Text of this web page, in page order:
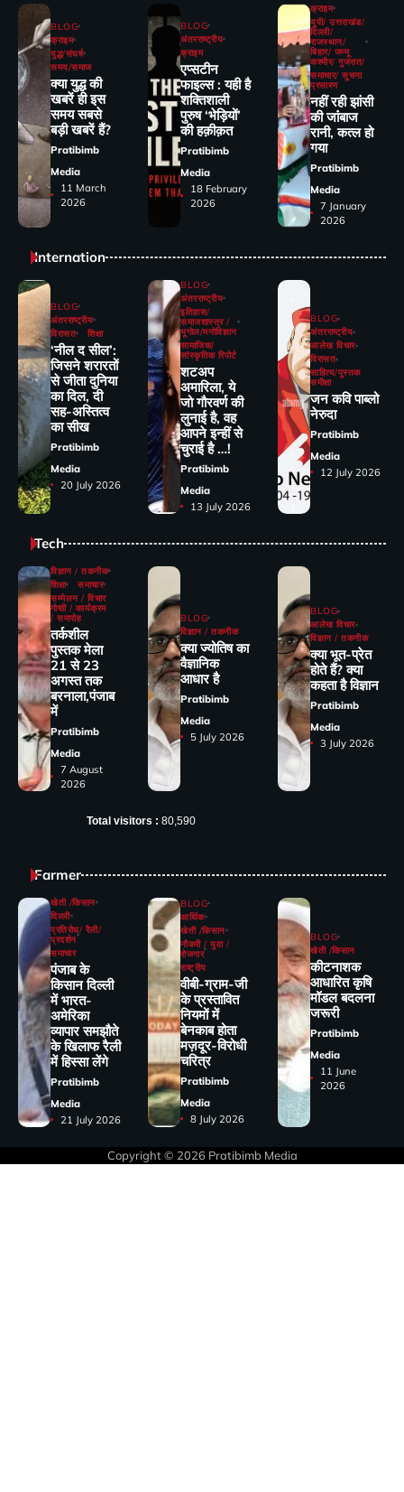
BLOG
क्राइम
युद्ध/संघर्ष
समय/समाज
क्या युद्ध की
खबरें ही इस
समय सबसे
बड़ी खबरें हैं?
Pratibimb
Media
11 March
2026
BLOG
अंतरराष्ट्रीय
क्राइम
एप्सटीन
फाइल्स : यही है
शक्तिशाली
पुरुष ‘भेड़ियों’
की हक़ीक़त
Pratibimb
Media
18 February
2026
क्राइम
यूपी/ उत्तराखंड/
दिल्ली/
राजस्थान/
बिहार/ जम्मू
कश्मीर/ गुजरात/
समाचार/ सूचना
प्रसारण
नहीं रही झांसी
की जांंबाज
रानी, कत्‍ल हो
गया
Pratibimb
Media
7 January
2026
Internation
BLOG
अंतरराष्ट्रीय
विरासत
शिक्षा
‘नील द सील’:
जिसने शरारतों
से जीता दुनिया
का दिल, दी
सह-अस्तित्व
का सीख
Pratibimb
Media
20 July 2026
BLOG
अंतरराष्ट्रीय
इतिहास/
समाजशास्त्र /
भूगोल/मनोविज्ञान
सामाजिक/
सांस्कृतिक रिपोर्ट
शटअप
अमारिला, ये
जो गौरवर्ण की
लुनाई है, वह
आपने इन्हीं से
चुराई है …!
Pratibimb
Media
13 July 2026
BLOG
अंतरराष्ट्रीय
आलेख विचार
विरासत
साहित्य/पुस्तक
समीक्षा
जन कवि पाब्लो
नेरुदा
Pratibimb
Media
12 July 2026
Tech
विज्ञान / तकनीक
शिक्षा
समाचार
सम्मेलन / विचार
गोष्ठी / कार्यक्रम
/ समारोह
तर्कशील
पुस्तक मेला
21 से 23
अगस्त तक
बरनाला,पंजाब
में
Pratibimb
Media
7 August
2026
BLOG
विज्ञान / तकनीक
क्या ज्योतिष का
वैज्ञानिक
आधार है
Pratibimb
Media
5 July 2026
BLOG
आलेख विचार
विज्ञान / तकनीक
क्या भूत-प्रेत
होते हैं? क्या
कहता है विज्ञान
Pratibimb
Media
3 July 2026
Total visitors : 80,590
Farmer
खेती /किसान
दिल्ली
प्रतिरोध/ रैली/
प्रदर्शन
समाचार
पंजाब के
किसान दिल्ली
में भारत-
अमेरिका
व्यापार समझौते
के खिलाफ रैली
में हिस्सा लेंगे
Pratibimb
Media
21 July 2026
BLOG
आर्थिक
खेती /किसान
नौकरी / युवा /
रोजगार
राष्ट्रीय
वीबी-ग्राम-जी
के प्रस्तावित
नियमों में
बेनकाब होता
मज़दूर-विरोधी
चरित्र
Pratibimb
Media
8 July 2026
BLOG
खेती /किसान
कीटनाशक
आधारित कृषि
मॉडल बदलना
जरूरी
Pratibimb
Media
11 June
2026
Copyright © 2026 Pratibimb Media